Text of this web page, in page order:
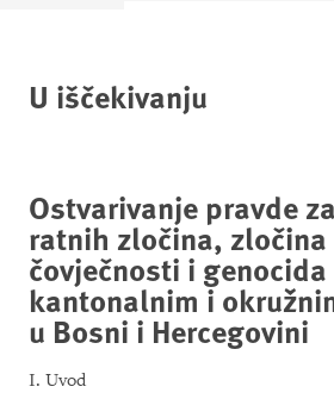
U iščekivanju
Ostvarivanje pravde
ratnih zločina,
čovječnosti i genocida
kantonalnim i
u Bosni i Hercegovini
I. Uvod